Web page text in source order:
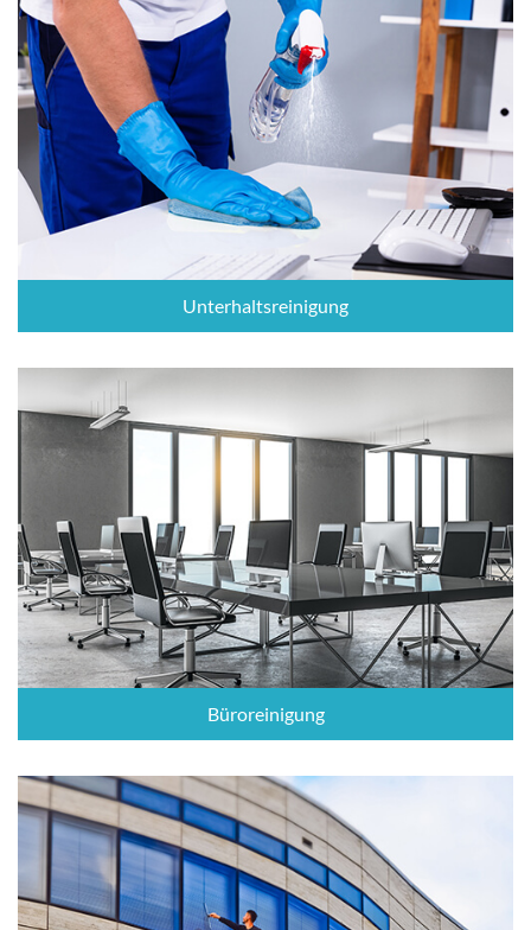
Unterhaltsreinigung
Büroreinigung